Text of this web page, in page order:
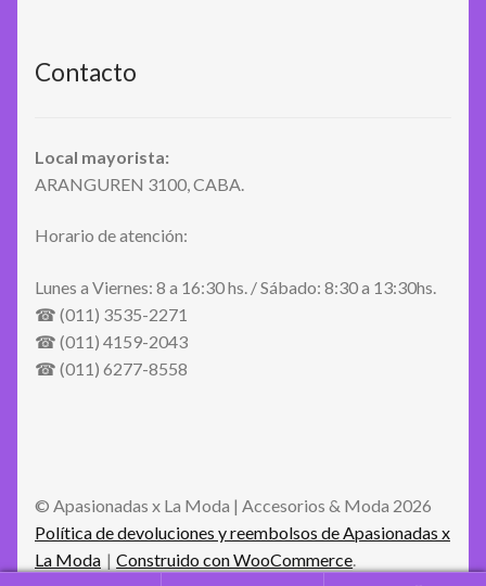
Contacto
Local mayorista:
ARANGUREN 3100, CABA.
Horario de atención:
Lunes a Viernes: 8 a 16:30 hs. / Sábado: 8:30 a 13:30hs.
☎ (011) 3535-2271
☎ (011) 4159-2043
☎ (011) 6277-8558
© Apasionadas x La Moda | Accesorios & Moda 2026
Política de devoluciones y reembolsos de Apasionadas x
La Moda
Construido con WooCommerce.